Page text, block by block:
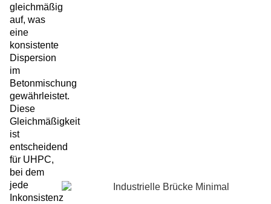
gleichmäßig
auf, was
eine
konsistente
Dispersion
im
Betonmischung
gewährleistet.
Diese
Gleichmäßigkeit
ist
entscheidend
für UHPC,
bei dem
jede
Inkonsistenz